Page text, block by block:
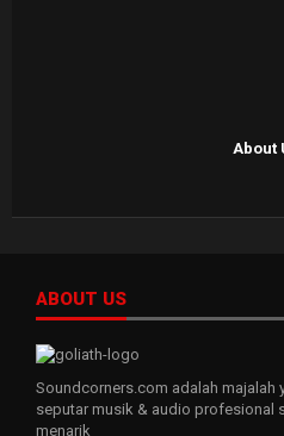
About
ABOUT US
Soundcorners.com adalah majalah
seputar musik & audio profesional
menarik